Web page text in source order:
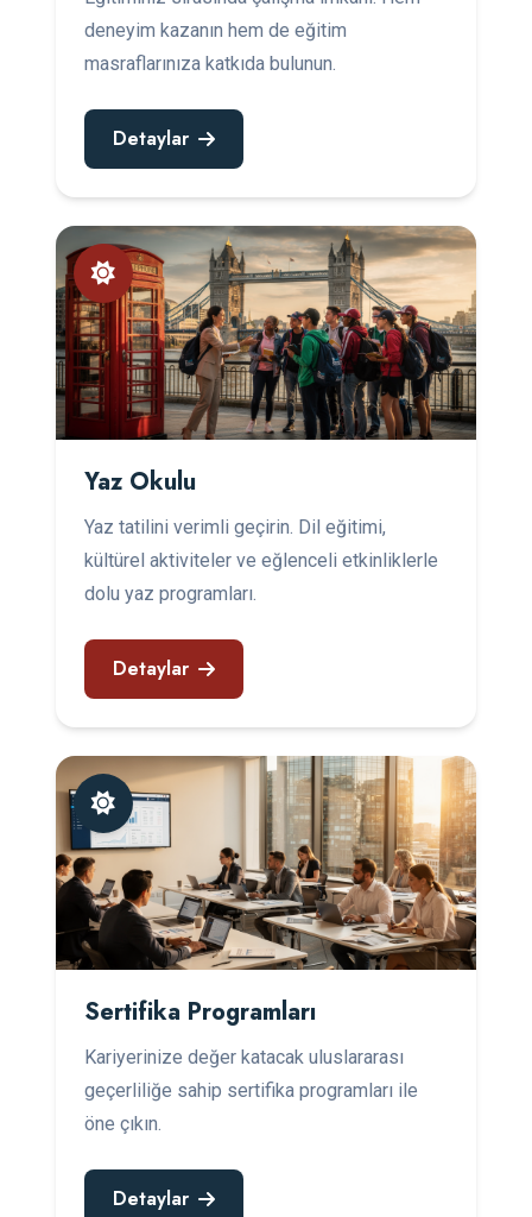
deneyim kazanın hem de eğitim
masraflarınıza katkıda bulunun.
Detaylar
Yaz Okulu
Yaz tatilini verimli geçirin. Dil eğitimi,
kültürel aktiviteler ve eğlenceli etkinliklerle
dolu yaz programları.
Detaylar
Sertifika Programları
Kariyerinize değer katacak uluslararası
geçerliliğe sahip sertifika programları ile
öne çıkın.
Detaylar